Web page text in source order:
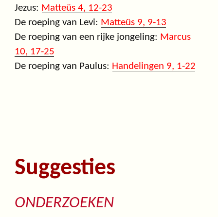
Jezus: Matteüs 4, 12-23
De roeping van Levi: Matteüs 9, 9-13
De roeping van een rijke jongeling: Marcus
10, 17-25
De roeping van Paulus: Handelingen 9, 1-22
Suggesties
ONDERZOEKEN